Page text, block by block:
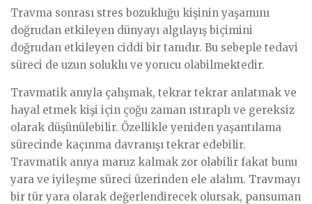
Travma sonrası stres bozukluğu kişinin yaşamını
doğrudan etkileyen dünyayı algılayış biçimini
doğrudan etkileyen ciddi bir tanıdır. Bu sebeple tedavi
süreci de uzun soluklu ve yorucu olabilmektedir.
Travmatik anıyla çalışmak, tekrar tekrar anlatmak ve
hayal etmek kişi için çoğu zaman ıstıraplı ve gereksiz
olarak düşünülebilir. Özellikle yeniden yaşantılama
sürecinde kaçınma davranışı tekrar edebilir.
Travmatik anıya maruz kalmak zor olabilir fakat bunu
yara ve iyileşme süreci üzerinden ele alalım. Travmayı
bir tür yara olarak değerlendirecek olursak, pansuman